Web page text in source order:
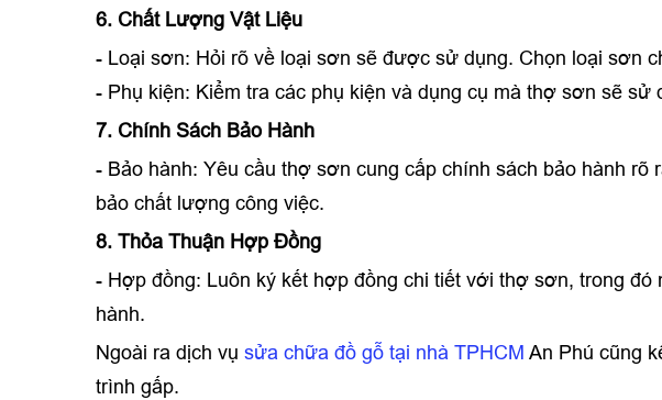
6. Chất Lượng Vật Liệu
- Loại sơn: Hỏi rõ về loại sơn sẽ được sử dụng. Chọn loại sơn
- Phụ kiện: Kiểm tra các phụ kiện và dụng cụ mà thợ sơn sẽ
7. Chính Sách Bảo Hành
- Bảo hành: Yêu cầu thợ sơn cung cấp chính sách bảo hành
bảo chất lượng công việc.
8. Thỏa Thuận Hợp Đồng
- Hợp đồng: Luôn ký kết hợp đồng chi tiết với thợ sơn, trong
hành.
Ngoài ra dịch vụ sửa chữa đồ gỗ tại nhà TPHCM An Phú cũng
trình gấp.